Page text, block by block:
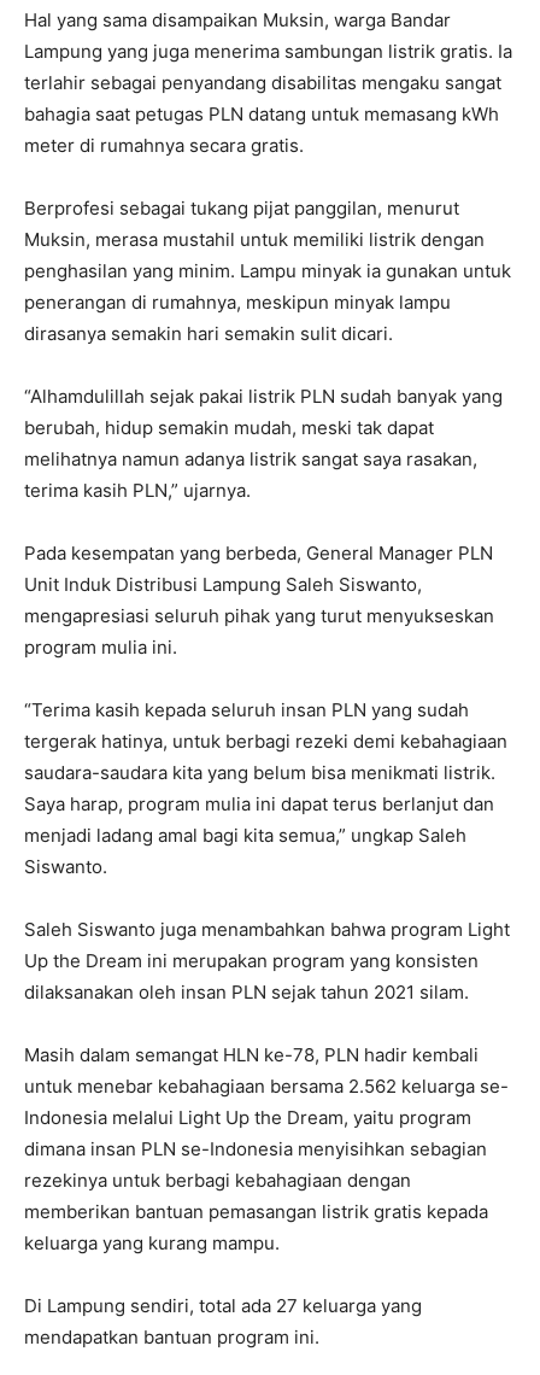
Hal yang sama disampaikan Muksin, warga Bandar
Lampung yang juga menerima sambungan listrik gratis. Ia
terlahir sebagai penyandang disabilitas mengaku sangat
bahagia saat petugas PLN datang untuk memasang kWh
meter di rumahnya secara gratis.
Berprofesi sebagai tukang pijat panggilan, menurut
Muksin, merasa mustahil untuk memiliki listrik dengan
penghasilan yang minim. Lampu minyak ia gunakan untuk
penerangan di rumahnya, meskipun minyak lampu
dirasanya semakin hari semakin sulit dicari.
“Alhamdulillah sejak pakai listrik PLN sudah banyak yang
berubah, hidup semakin mudah, meski tak dapat
melihatnya namun adanya listrik sangat saya rasakan,
terima kasih PLN,” ujarnya.
Pada kesempatan yang berbeda, General Manager PLN
Unit Induk Distribusi Lampung Saleh Siswanto,
mengapresiasi seluruh pihak yang turut menyukseskan
program mulia ini.
“Terima kasih kepada seluruh insan PLN yang sudah
tergerak hatinya, untuk berbagi rezeki demi kebahagiaan
saudara-saudara kita yang belum bisa menikmati listrik.
Saya harap, program mulia ini dapat terus berlanjut dan
menjadi ladang amal bagi kita semua,” ungkap Saleh
Siswanto.
Saleh Siswanto juga menambahkan bahwa program Light
Up the Dream ini merupakan program yang konsisten
dilaksanakan oleh insan PLN sejak tahun 2021 silam.
Masih dalam semangat HLN ke-78, PLN hadir kembali
untuk menebar kebahagiaan bersama 2.562 keluarga se-
Indonesia melalui Light Up the Dream, yaitu program
dimana insan PLN se-Indonesia menyisihkan sebagian
rezekinya untuk berbagi kebahagiaan dengan
memberikan bantuan pemasangan listrik gratis kepada
keluarga yang kurang mampu.
Di Lampung sendiri, total ada 27 keluarga yang
mendapatkan bantuan program ini.